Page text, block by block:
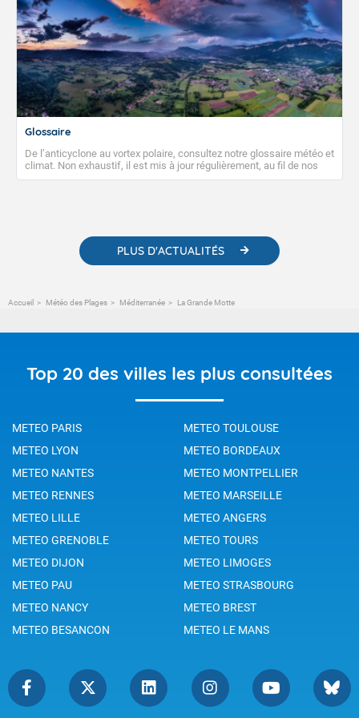
Glossaire
De l’anticyclone au vortex polaire, consultez notre glossaire météo et
climat. Non exhaustif, il est mis à jour régulièrement, au fil de nos
publications. Vous y trouverez également des liens utiles vers nos
PLUS D'ACTUALITÉS
Accueil Météo des Plages Méditerranée La Grande Motte
Top 20 des villes les plus consultées
METEO PARIS
METEO TOULOUSE
METEO LYON
METEO BORDEAUX
METEO NANTES
METEO MONTPELLIER
METEO RENNES
METEO MARSEILLE
METEO LILLE
METEO ANGERS
METEO GRENOBLE
METEO TOURS
METEO DIJON
METEO LIMOGES
METEO PAU
METEO STRASBOURG
METEO NANCY
METEO BREST
METEO BESANCON
METEO LE MANS